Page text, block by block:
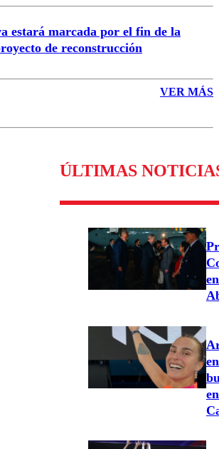
estará marcada por el fin de la
de reconstrucción
VER MÁS
ÚLTIMAS